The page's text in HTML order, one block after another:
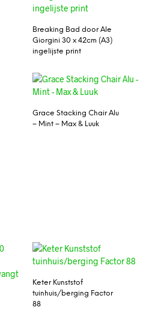
Breaking Bad door Ale
Giorgini 30 x 42cm (A3)
ingelijste print
Grace Stacking Chair Alu
– Mint – Max & Luuk
Keter Kunststof
tuinhuis/berging Factor
88